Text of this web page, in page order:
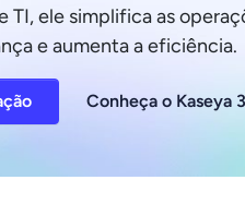
TI, ele simplifica as
e aumenta a eficiência.
Conheça o Kaseya